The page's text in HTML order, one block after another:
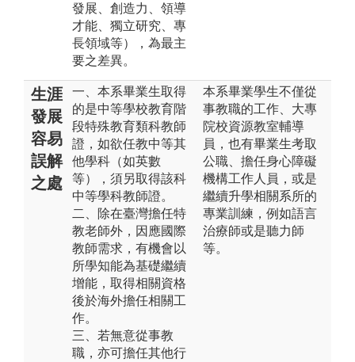
發展、創造力、領導
才能、獨立研究、專
長領域等），為最主
要之差異。
生涯
發展
容易
誤解
之處
一、本系畢業生取得
的是中等學校教育階
段特殊教育類科教師
證，如欲任教中等其
他學科（如英數
等），須另取得該科
中等學科教師證。
二、除在臺灣擔任特
教老師外，因應國際
教師需求，有機會以
所學知能為基礎繼續
增能，取得相關資格
後於海外擔任相關工
作。
三、若無意從事教
職，亦可擔任其他行
本系畢業學生不僅從
事教職的工作、大專
院校資源教室輔導
員，也有畢業生考取
公職、擔任身心障礙
機構工作人員，或是
繼續升學相關系所的
專業訓練，例如語言
治療師或是聽力師
等。